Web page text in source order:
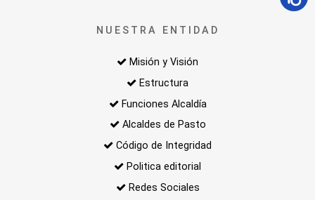
NUESTRA ENTIDAD
Misión y Visión
Estructura
Funciones Alcaldía
Alcaldes de Pasto
Código de Integridad
Politica editorial
Redes Sociales